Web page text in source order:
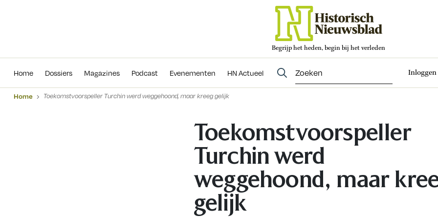
Begrijp het heden, begin bij het verleden
Home Dossiers Magazines Podcast Evenementen HN Actueel Inloggen
Evenementen
Home Toekomstvoorspeller Turchin werd weggehoond, maar kreeg gelijk
Toekomstvoorspeller
Turchin werd
weggehoond, maar
gelijk